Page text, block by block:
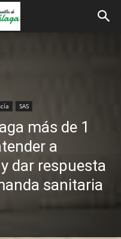
SAS
más de 1
a
dar respuesta
sanitaria